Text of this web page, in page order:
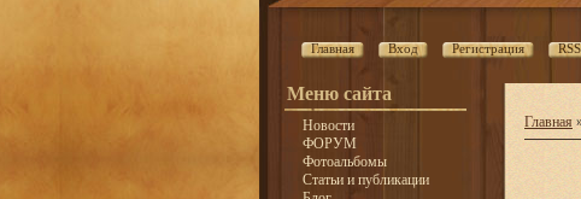
Главная Вход Регистрация RSS
Меню сайта
Новости
ФОРУМ
Фотоальбомы
Статьи и публикации
Главная